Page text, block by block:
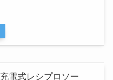
充電式レシプロソー